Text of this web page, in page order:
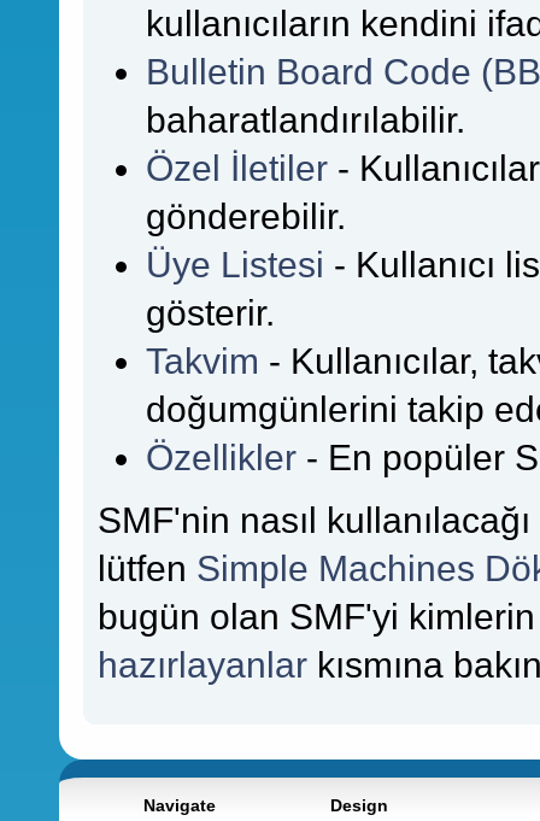
kullanıcıların kendini
Bulletin Board Code
baharatlandırılabilir.
Özel İletiler -
gönderebilir.
Üye Listesi - Kullanıcı
gösterir.
Takvim - Kullanıcılar,
doğumgünlerini takip
Özellikler - En popüler
SMF'nin nasıl
lütfen Simple Machines
bugün olan SMF'yi kimlerin
hazırlayanlar kısmına
Navigate Design